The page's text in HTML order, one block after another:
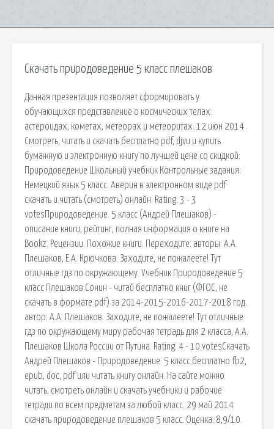
Скачать природоведение 5 класс плешаков
Данная презентация позволяет сформировать у
обучающихся представление о космических телах:
астероидах, кометах, метеорах и метеоритах. 12 июн 2014 .
Смотреть, читать и скачать бесплатно pdf, djvu и купить
бумажную и электронную книгу по лучшей цене со скидкой:
Природоведение Школьный учебник Контрольные задания:
Немецкий язык 5 класс. Аверин в электронном виде pdf
скачать и читать (смотреть) онлайн. Rating: 3 - 3
votesПриродоведение. 5 класс (Андрей Плешаков) -
описание книги, рейтинг, полная информация о книге на
Bookz. Рецензии. Похожие книги. Переходите. авторы: А.А.
Плешаков, Е.А. Крючкова. Заходите, не пожалеете! Тут
отличные гдз по окружающему. Учебник Природоведение 5
класс Плешаков Сонин - читай бесплатно книг (ФГОС, не
скачать в формате pdf) за 2014-2015-2016-2017-2018 год.
автор: А.А. Плешаков. Заходите, не пожалеете! Тут отличные
гдз по окружающему миру рабочая тетрадь для 2 класса, А.А.
Плешаков Школа России от Путина. Rating: 4 - 10 votesСкачать
Андрей Плешаков - Природоведение. 5 класс бесплатно fb2,
epub, doc, pdf или читать книгу онлайн. На сайте можно
читать, смотреть онлайн и скачать учебники и рабочие
тетради по всем предметам за любой класс. 29 май 2014
скачать природоведение плешаков 5 класс. Оценка: 8,9/10.